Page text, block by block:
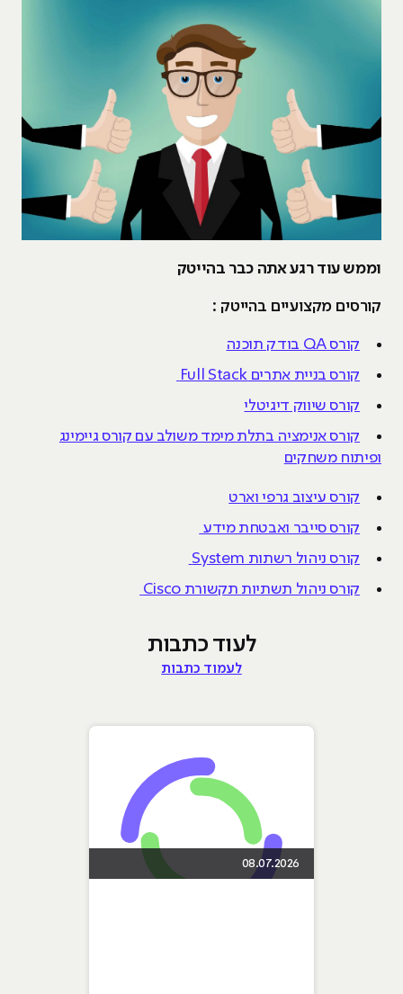
וממש עוד רגע אתה כבר בהייטק
קורסים מקצועיים בהייטק :
קורס QA בודק תוכנה
קורס בניית אתרים Full Stack
קורס שיווק דיגיטלי
קורס אנימציה בתלת מימד משולב עם קורס גיימינג
ופיתוח משחקים
קורס עיצוב גרפי וארט
קורס סייבר ואבטחת מידע
קורס ניהול רשתות System
קורס ניהול תשתיות תקשורת Cisco
לעוד כתבות
לעמוד כתבות
08.07.2026